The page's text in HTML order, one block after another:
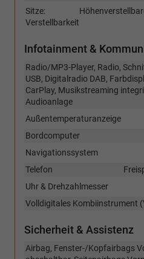
Sitze:
Verstellbarkeit
Infotainment &
Radio/MP3-Player, Radio,
USB, Digitalradio DAB,
CarPlay, Musikstreaming
Audioanlage
Außentemperaturanzeige
Bordcomputer
Navigationssystem
Telefon
Uhr & Drehzahlmesser
Volldigitales Kombiinstrument
Sicherheit & Assistenz
Airbag, Fenster-/Kopfairbags